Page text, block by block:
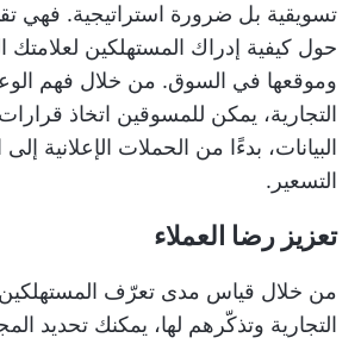
تسويقية بل ضرورة استراتيجية. فهي
حول كيفية إدراك المستهلكين لعلامتك
وموقعها في السوق. من خلال فهم
التجارية، يمكن للمسوقين اتخاذ
البيانات، بدءًا من الحملات الإعلانية
التسعير.
تعزيز رضا العملاء
من خلال قياس مدى تعرّف
التجارية وتذكّرهم لها، يمكنك تحديد